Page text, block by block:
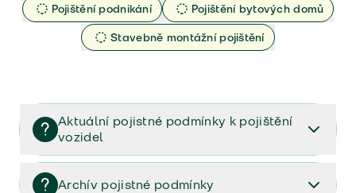
Pojištění podnikání
Pojištění bytových domů
Stavebně montážní pojištění
Aktuální pojistné podmínky k pojištění
vozidel
Pojištění vozidel/Pojistné podmínky a vše důležité ke
smlouvě (PDF)
Archív pojistné podmínky